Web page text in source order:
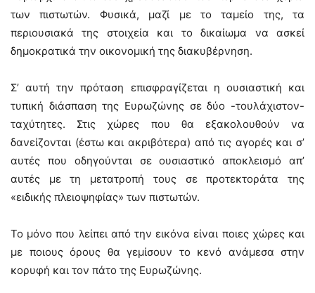
των πιστωτών. Φυσικά, μαζί με το ταμείο της, τα
περιουσιακά της στοιχεία και το δικαίωμα να ασκεί
δημοκρατικά την οικονομική της διακυβέρνηση.
Σ’ αυτή την πρόταση επισφραγίζεται η ουσιαστική και
τυπική διάσπαση της Ευρωζώνης σε δύο -τουλάχιστον-
ταχύτητες. Στις χώρες που θα εξακολουθούν να
δανείζονται (έστω και ακριβότερα) από τις αγορές και σ’
αυτές που οδηγούνται σε ουσιαστικό αποκλεισμό απ’
αυτές με τη μετατροπή τους σε προτεκτοράτα της
«ειδικής πλειοψηφίας» των πιστωτών.
Το μόνο που λείπει από την εικόνα είναι ποιες χώρες και
με ποιους όρους θα γεμίσουν το κενό ανάμεσα στην
κορυφή και τον πάτο της Ευρωζώνης.